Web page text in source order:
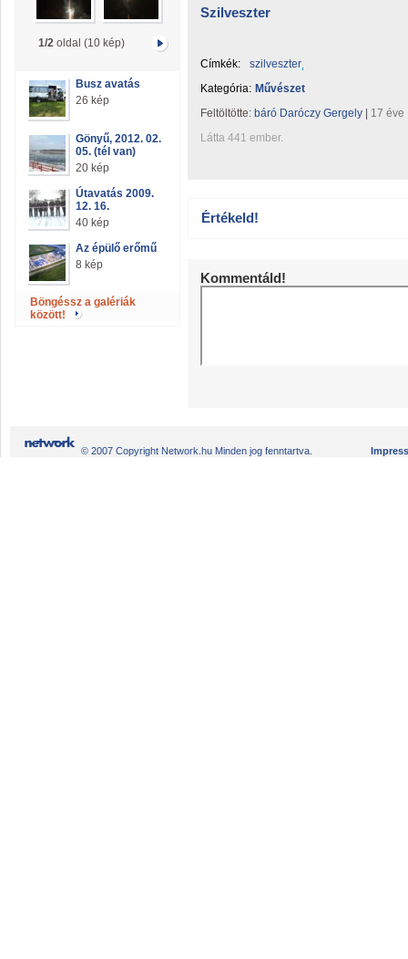
1/2oldal (10 kép)
Busz avatás
26 kép
Gönyű, 2012. 02.
05. (tél van)
20 kép
Útavatás 2009.
12. 16.
40 kép
Az épülő erőmű
8 kép
Böngéssz a galériák
között!
Szilveszter
Címkék:
szilveszter
Kategória: Művészet
Feltöltötte: báró Daróczy Gergely
17 éve
Látta 441 ember.
Értékeld!
Kommentáld!
© 2007 Copyright Network.hu Minden jog fenntartva.